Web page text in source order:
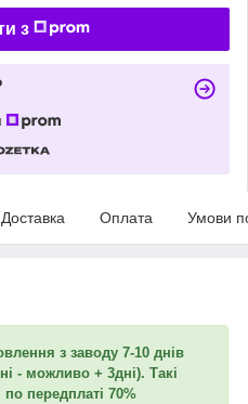
з
Доставка Оплата Умови
з заводу 7-10 днів
- можливо + 3дні). Такі
передплаті 70%